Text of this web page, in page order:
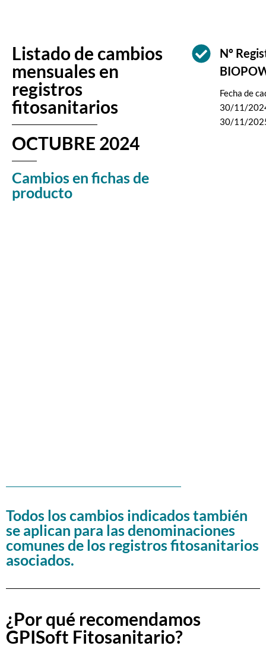
Listado de cambios
mensuales en
registros
fitosanitarios
OCTUBRE 2024
Cambios en fichas de
producto
Nº
Fecha de
30/11/
30/11/
Todos los cambios indicados también
se aplican para las denominaciones
comunes de los registros fitosanitarios
asociados.
¿Por qué recomendamos
GPISoft Fitosanitario?